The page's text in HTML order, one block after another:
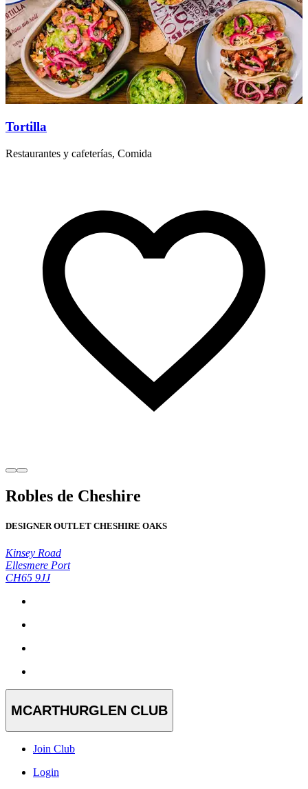
Tortilla
Restaurantes y cafeterías, Comida
Robles de Cheshire
DESIGNER OUTLET CHESHIRE OAKS
Kinsey Road
Ellesmere Port
CH65 9JJ
MCARTHURGLEN CLUB
Join Club
Login